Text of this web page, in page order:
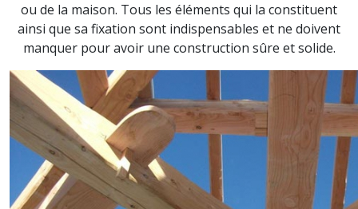
ou de la maison. Tous les éléments qui la constituent
ainsi que sa fixation sont indispensables et ne doivent
manquer pour avoir une construction sûre et solide.